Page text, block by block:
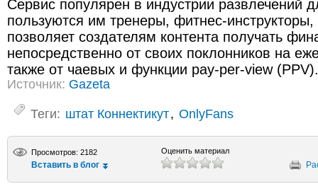
Сервис популярен в индустрии развлечений
пользуются им тренеры, фитнес-
позволяет создателям контента получать
непосредственно от своих поклонников на
также от чаевых и функции pay-per-view (PPV).
Источник: Gazeta
Теги: штат Коннектикут, OnlyFans
Просмотров: 2182
Вставить в блог
Оценить материал